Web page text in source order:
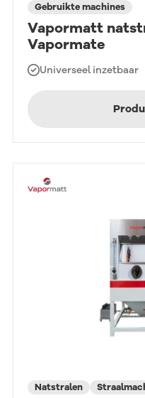
Gebruikte machines
Vapormatt
Vapormate
Universeel inzetbaar
Natstralen